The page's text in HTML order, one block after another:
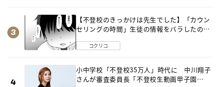
【不登校のきっかけは先生でした】「カウン
セリングの時間」生徒の情報をバラしたの
コクリコ
小中学校「不登校35万人」時代に 中川翔子
さんが審査委員長「不登校生動画甲子園